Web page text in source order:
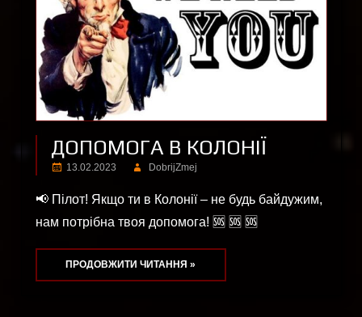
ДОПОМОГА В КОЛОНІЇ
13.02.2023 DobrijZmej
📢 Пілот! Якщо ти в Колонії – не будь байдужим,
нам потрібна твоя допомога! 🆘 🆘 🆘
ПРОДОВЖИТИ ЧИТАННЯ »